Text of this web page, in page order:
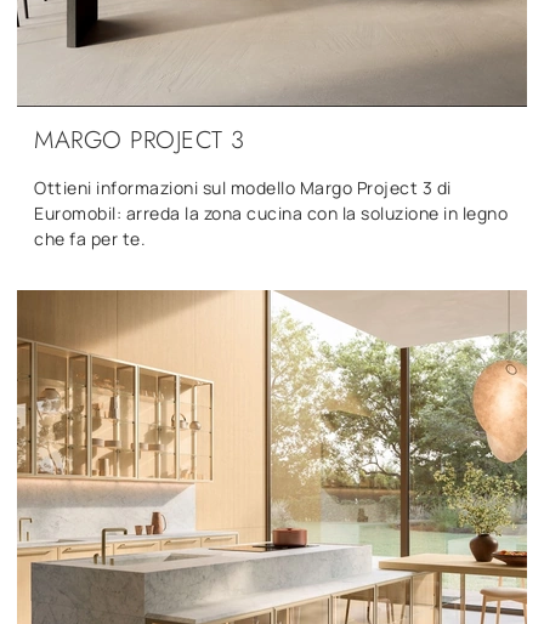
MARGO PROJECT 3
Ottieni informazioni sul modello Margo Project 3 di
Euromobil: arreda la zona cucina con la soluzione in legno
che fa per te.